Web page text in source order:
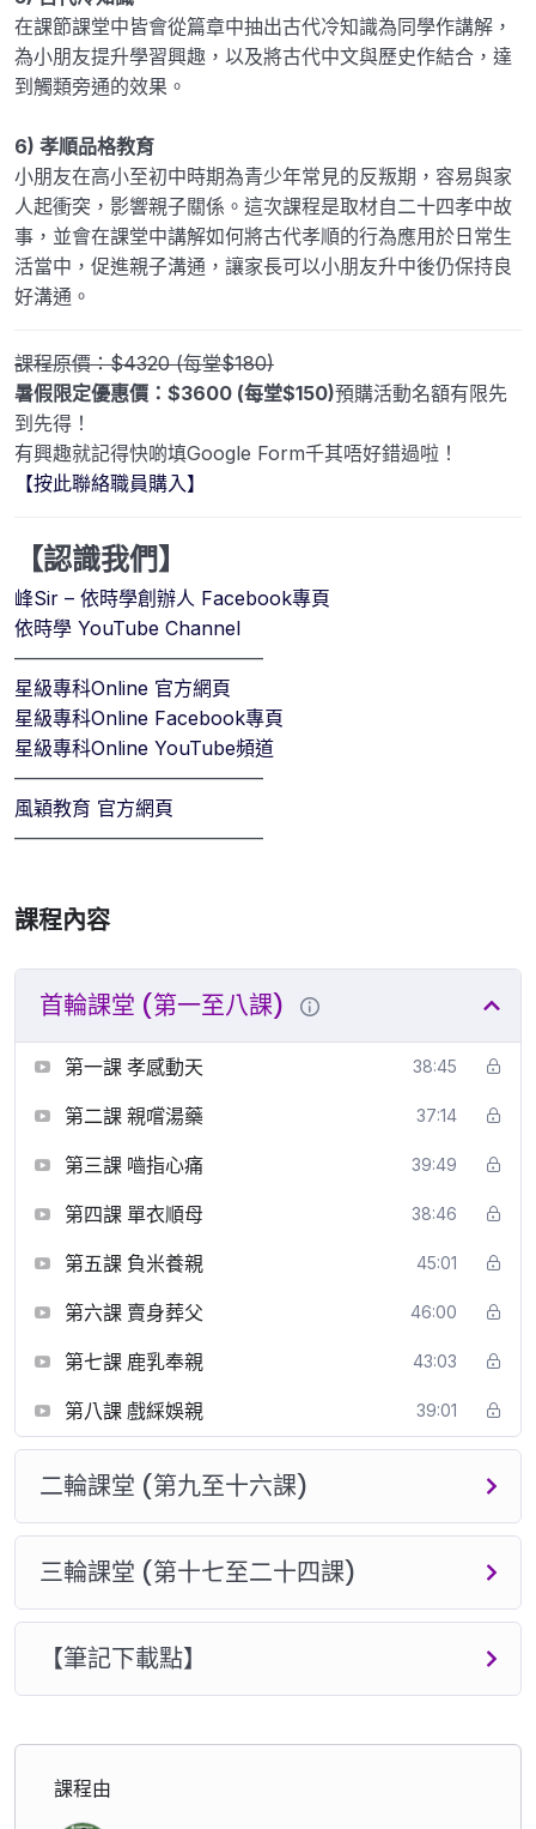
在課節課堂中皆會從篇章中抽出古代冷知識為同學作講解，
為小朋友提升學習興趣，以及將古代中文與歷史作結合，達
到觸類旁通的效果。
6) 孝順品格教育
小朋友在高小至初中時期為青少年常見的反叛期，容易與家
人起衝突，影響親子關係。這次課程是取材自二十四孝中故
事，並會在課堂中講解如何將古代孝順的行為應用於日常生
活當中，促進親子溝通，讓家長可以小朋友升中後仍保持良
好溝通。
課程原價：$4320 (每堂$180)
暑假限定優惠價：$3600 (每堂$150)預購活動名額有限先
到先得！
有興趣就記得快啲填Google Form千其唔好錯過啦！
【按此聯絡職員購入】
【認識我們】
峰Sir – 依時學創辦人 Facebook專頁
依時學 YouTube Channel
—————————————
星級專科Online 官方網頁
星級專科Online Facebook專頁
星級專科Online YouTube頻道
—————————————
風穎教育 官方網頁
—————————————
課程內容
首輪課堂 (第一至八課)
第一課 孝感動天 38:45
第二課 親嚐湯藥 37:14
第三課 嚙指心痛 39:49
第四課 單衣順母 38:46
第五課 負米養親 45:01
第六課 賣身葬父 46:00
第七課 鹿乳奉親 43:03
第八課 戲綵娛親 39:01
二輪課堂 (第九至十六課)
三輪課堂 (第十七至二十四課)
【筆記下載點】
課程由